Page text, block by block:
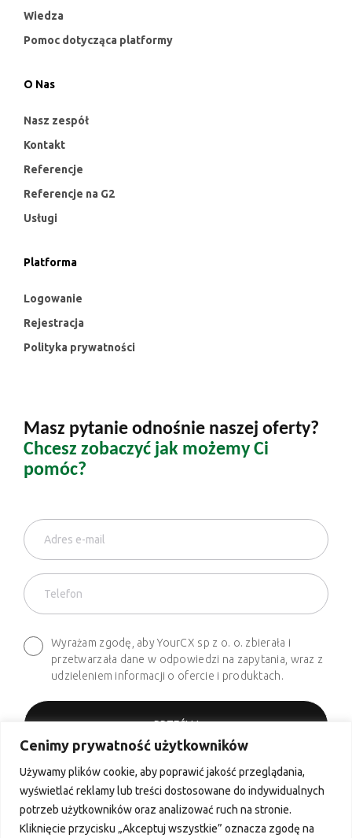
Cenimy prywatność użytkowników
Używamy plików cookie, aby poprawić jakość przeglądania,
wyświetlać reklamy lub treści dostosowane do indywidualnych
potrzeb użytkowników oraz analizować ruch na stronie.
Kliknięcie przycisku „Akceptuj wszystkie” oznacza zgodę na
Wiedza
Pomoc dotycząca platformy
O Nas
Nasz zespół
Kontakt
Referencje
Referencje na G2
Usługi
Platforma
Logowanie
Rejestracja
Polityka prywatności
Masz pytanie odnośnie naszej oferty?
Chcesz zobaczyć jak możemy Ci
pomóc?
Wyrażam zgodę, aby YourCX sp z o. o. zbierała i
przetwarzała dane w odpowiedzi na zapytania, wraz z
udzieleniem informacji o ofercie i produktach.
Telefon
+48 661 627 620